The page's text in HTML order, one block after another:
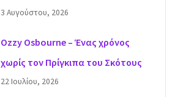
3 Αυγούστου, 2026
Ozzy Osbourne – Ένας χρόνος
χωρίς τον Πρίγκιπα του Σκότους
22 Ιουλίου, 2026